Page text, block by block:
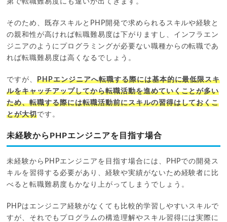
第で転職難易度にも違いが出てきます。
そのため、既存スキルとPHP開発で求められるスキルや経験と
の親和性が高ければ転職難易度は下がりますし、インフラエン
ジニアのようにプログラミングが必要ない職種からの転職であ
れば転職難易度は高くなるでしょう。
ですが、PHPエンジニアへ転職する際には基本的に最低限スキ
ルをキャッチアップしてから転職活動を進めていくことが多い
ため、転職する際には転職活動前にスキルの習得はしておくこ
とが大切です。
未経験からPHPエンジニアを目指す場合
未経験からPHPエンジニアを目指す場合には、PHPでの開発ス
キルを習得する必要があり、経験や実績がないため経験者に比
べると転職難易度もかなり上がってしまうでしょう。
PHPはエンジニア経験がなくても比較的学習しやすいスキルで
すが、それでもプログラムの構造理解やスキル習得には実際に